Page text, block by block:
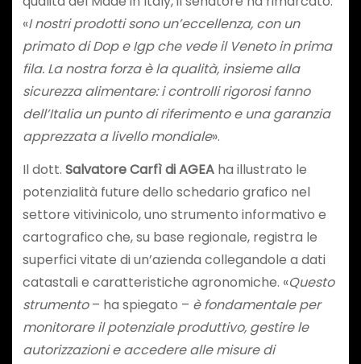
«I nostri prodotti sono un’eccellenza, con un
primato di Dop e Igp che vede il Veneto in prima
fila. La nostra forza è la qualità, insieme alla
sicurezza alimentare: i controlli rigorosi fanno
dell’Italia un punto di riferimento e una garanzia
apprezzata a livello mondiale».
Il dott. Salvatore Carfì di AGEAha illustrato le
potenzialità future dello schedario grafico nel
settore vitivinicolo, uno strumento informativo e
cartografico che, su base regionale, registra le
superfici vitate di un’azienda collegandole a dati
catastali e caratteristiche agronomiche. «Questo
strumento– ha spiegato – è fondamentale per
monitorare il potenziale produttivo, gestire le
autorizzazioni e accedere alle misure di